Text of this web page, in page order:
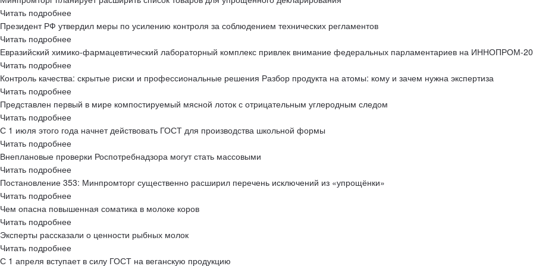
Читать подробнее
Президент РФ утвердил меры по усилению контроля за соблюдением технических регламентов
Читать подробнее
Евразийский химико-фармацевтический лабораторный комплекс привлек внимание федеральных парламентариев на ИННОПРОМ-
Читать подробнее
Контроль качества: скрытые риски и профессиональные решения Разбор продукта на атомы: кому и зачем нужна экспертиза
Читать подробнее
Представлен первый в мире компостируемый мясной лоток с отрицательным углеродным следом
Читать подробнее
С 1 июля этого года начнет действовать ГОСТ для производства школьной формы
Читать подробнее
Внеплановые проверки Роспотребнадзора могут стать массовыми
Читать подробнее
Постановление 353: Минпромторг существенно расширил перечень исключений из «упрощёнки»
Читать подробнее
Чем опасна повышенная соматика в молоке коров
Читать подробнее
Эксперты рассказали о ценности рыбных молок
Читать подробнее
С 1 апреля вступает в силу ГОСТ на веганскую продукцию